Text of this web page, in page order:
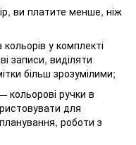
ви платите менше, ніж
кольорів у комплекті
записи, виділяти
більш зрозумілими;
кольорові ручки в
для
роботи з